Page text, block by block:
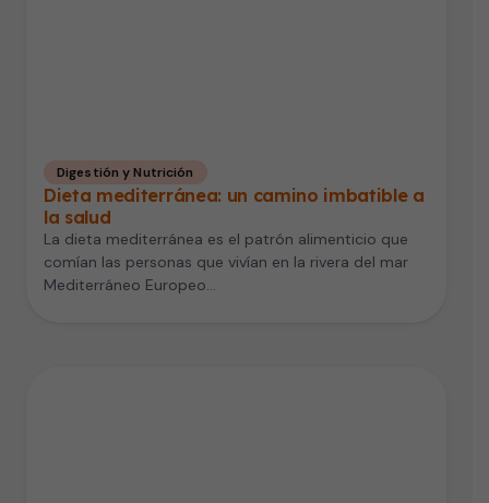
Digestión y Nutrición
Dieta mediterránea: un camino imbatible a
la salud
La dieta mediterránea es el patrón alimenticio que
comían las personas que vivían en la rivera del mar
Mediterráneo Europeo…